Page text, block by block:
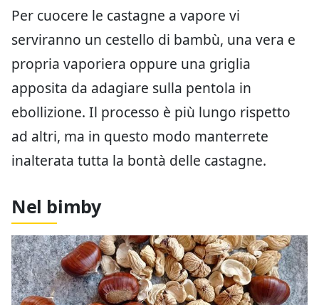
Per cuocere le castagne a vapore vi
serviranno un cestello di bambù, una vera e
propria vaporiera oppure una griglia
apposita da adagiare sulla pentola in
ebollizione. Il processo è più lungo rispetto
ad altri, ma in questo modo manterrete
inalterata tutta la bontà delle castagne.
Nel bimby